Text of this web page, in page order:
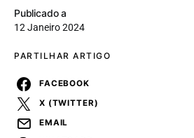
Publicado a
12 Janeiro 2024
PARTILHAR ARTIGO
FACEBOOK
X (TWITTER)
EMAIL